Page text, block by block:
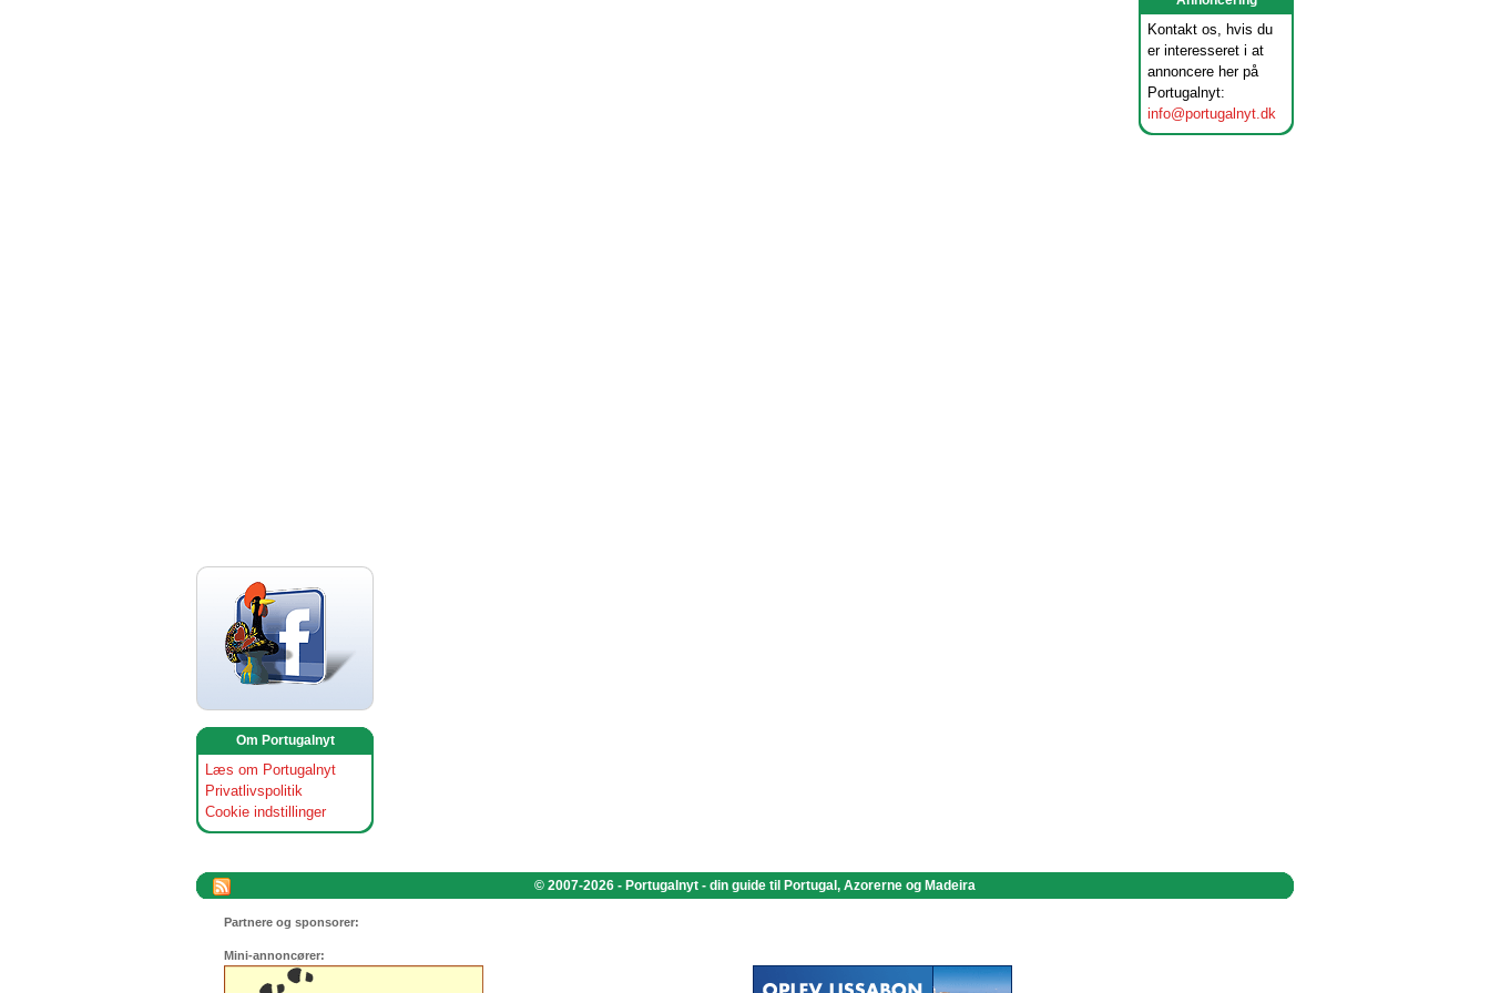
Kontakt os, hvis du
er interesseret i at
annoncere her på
Portugalnyt:
info@portugalnyt.dk
Om Portugalnyt
Læs om Portugalnyt
Privatlivspolitik
Cookie indstillinger
© 2007-2026 - Portugalnyt - din guide til Portugal, Azorerne og Madeira
Partnere og sponsorer:
Mini-annoncører: